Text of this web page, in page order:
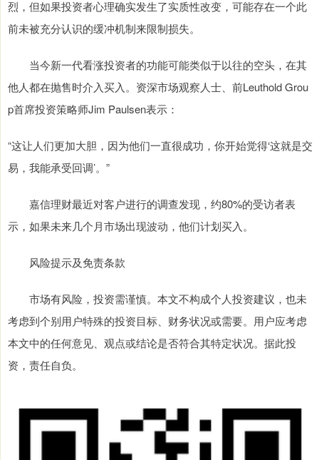
烈，但如果投资者心理确实发生了实质性改变，可能存在一个此
前未被充分认识的缓冲机制来限制损失。
当今新一代看涨投资者的功能可能类似于以往的空头，在其
他人都在抛售时介入买入。资深市场观察人士、前Leuthold Grou
p首席投资策略师Jim Paulsen表示：
“这让人们更加大胆，因为他们一直很成功，你开始觉得‘这就是交
易，我能承受回调’。”
嘉信理财最近对客户进行的调查发现，约80%的受访者表
示，如果未来几个月市场出现波动，他们计划买入。
风险提示及免责条款
市场有风险，投资需谨慎。本文不构成个人投资建议，也未
考虑到个别用户特殊的投资目标、财务状况或需要。用户应考虑
本文中的任何意见、观点或结论是否符合其特定状况。据此投
资，责任自负。